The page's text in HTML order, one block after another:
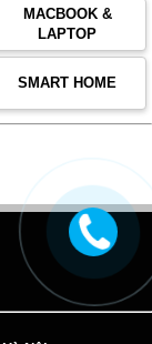
MACBOOK &
LAPTOP
SMART HOME